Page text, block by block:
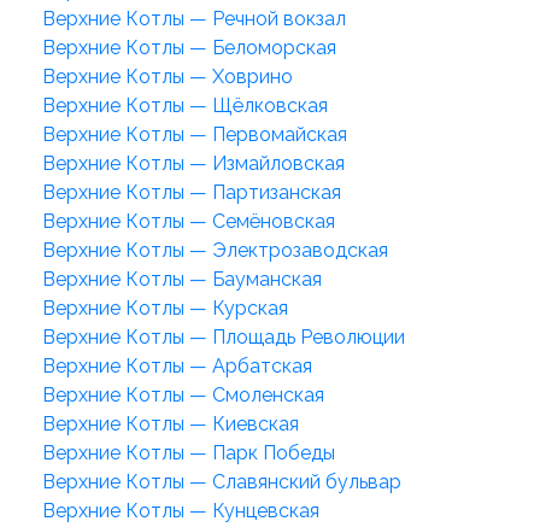
Верхние Котлы — Речной вокзал
Верхние Котлы — Беломорская
Верхние Котлы — Ховрино
Верхние Котлы — Щёлковская
Верхние Котлы — Первомайская
Верхние Котлы — Измайловская
Верхние Котлы — Партизанская
Верхние Котлы — Семёновская
Верхние Котлы — Электрозаводская
Верхние Котлы — Бауманская
Верхние Котлы — Курская
Верхние Котлы — Площадь Революции
Верхние Котлы — Арбатская
Верхние Котлы — Смоленская
Верхние Котлы — Киевская
Верхние Котлы — Парк Победы
Верхние Котлы — Славянский бульвар
Верхние Котлы — Кунцевская